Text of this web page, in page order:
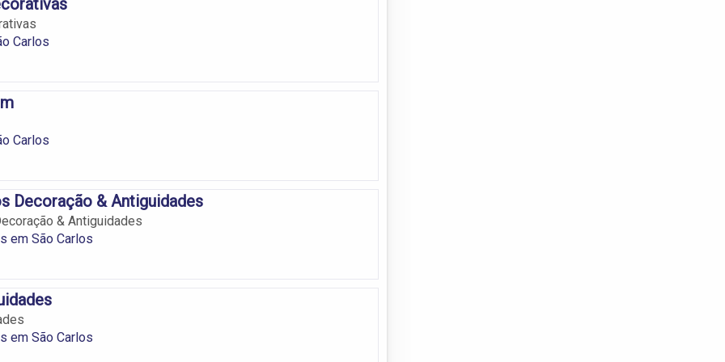
Carlos
Carlos
Decoração & Antiguidades
& Antiguidades
em São Carlos
em São Carlos